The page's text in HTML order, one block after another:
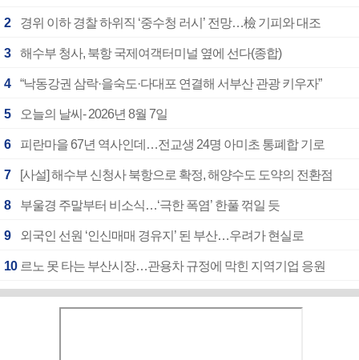
2 경위 이하 경찰 하위직 ‘중수청 러시’ 전망…檢 기피와 대조
3 해수부 청사, 북항 국제여객터미널 옆에 선다(종합)
4 “낙동강권 삼락·을숙도·다대포 연결해 서부산 관광 키우자”
5 오늘의 날씨- 2026년 8월 7일
6 피란마을 67년 역사인데…전교생 24명 아미초 통폐합 기로
7 [사설] 해수부 신청사 북항으로 확정, 해양수도 도약의 전환점
8 부울경 주말부터 비소식…‘극한 폭염’ 한풀 꺾일 듯
9 외국인 선원 ‘인신매매 경유지’ 된 부산…우려가 현실로
10 르노 못 타는 부산시장…관용차 규정에 막힌 지역기업 응원